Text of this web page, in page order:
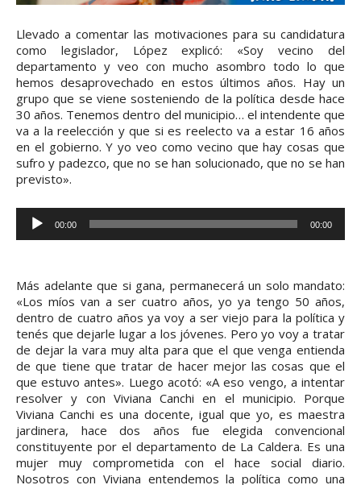
Llevado a comentar las motivaciones para su candidatura
como legislador, López explicó: «Soy vecino del
departamento y veo con mucho asombro todo lo que
hemos desaprovechado en estos últimos años. Hay un
grupo que se viene sosteniendo de la política desde hace
30 años. Tenemos dentro del municipio… el intendente que
va a la reelección y que si es reelecto va a estar 16 años
en el gobierno. Y yo veo como vecino que hay cosas que
sufro y padezco, que no se han solucionado, que no se han
previsto».
e
r
o
d
u
c
t
o
r
d
e
00:00 00:00
Más adelante que si gana, permanecerá un solo mandato:
«Los míos van a ser cuatro años, yo ya tengo 50 años,
dentro de cuatro años ya voy a ser viejo para la política y
tenés que dejarle lugar a los jóvenes. Pero yo voy a tratar
de dejar la vara muy alta para que el que venga entienda
de que tiene que tratar de hacer mejor las cosas que el
que estuvo antes». Luego acotó: «A eso vengo, a intentar
resolver y con Viviana Canchi en el municipio. Porque
Viviana Canchi es una docente, igual que yo, es maestra
jardinera, hace dos años fue elegida convencional
constituyente por el departamento de La Caldera. Es una
mujer muy comprometida con el hace social diario.
Nosotros con Viviana entendemos la política como una